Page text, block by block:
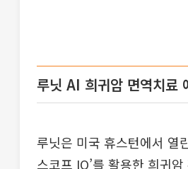
루닛 AI 희귀암 면역치료
루닛은 미국 휴스턴에서 열
스코프 IO’를 활용한 희귀